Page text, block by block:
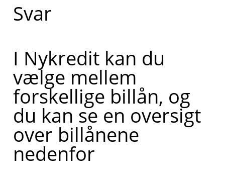
Svar
I Nykredit kan du
vælge mellem
forskellige billån, og
du kan se en oversigt
over billånene
nedenfor